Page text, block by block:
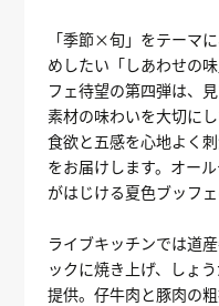
「季節×旬」をテーマ
めしたい「しあわせの
フェ待望の第四弾は、
素材の味わいを大切に
食欲と五感を心地よく
をお届けします。オー
がはじける夏色ブッフ
ライブキッチンでは道
ックに焼き上げ、しょ
提供。仔牛肉と豚肉の